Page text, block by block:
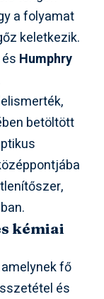
a folyamat
keletkezik.
és Humphry
betöltött
kémiai
amelynek fő
és